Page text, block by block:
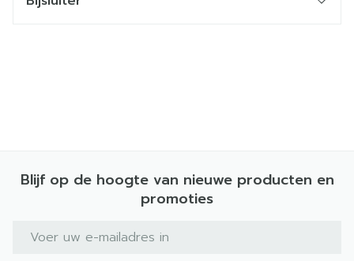
Blijf op de hoogte van nieuwe producten en
promoties
E-mail adres